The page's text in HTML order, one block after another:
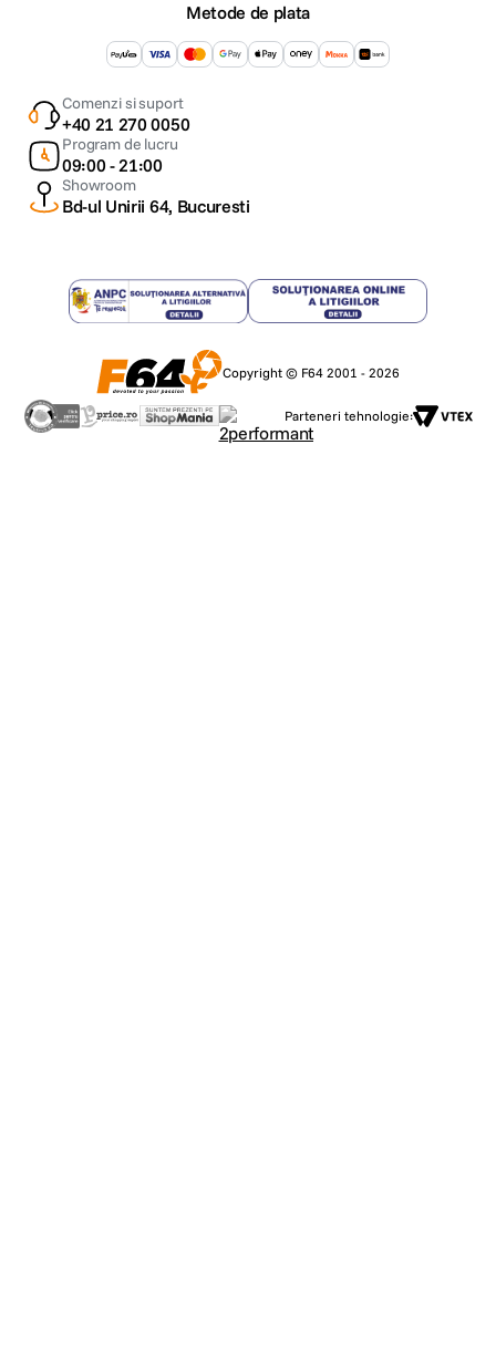
Metode de plata
Comenzi si suport
+40 21 270 0050
Program de lucru
09:00 - 21:00
Showroom
Bd-ul Unirii 64, Bucuresti
Copyright © F64 2001 - 2026
Parteneri tehnologie: